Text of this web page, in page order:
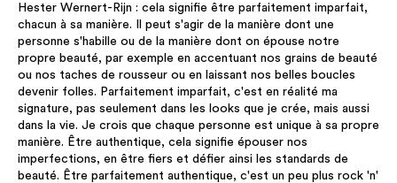
Hester Wernert-Rijn : cela signifie être parfaitement imparfait,
chacun à sa manière. Il peut s'agir de la manière dont une
personne s'habille ou de la manière dont on épouse notre
propre beauté, par exemple en accentuant nos grains de beauté
ou nos taches de rousseur ou en laissant nos belles boucles
devenir folles. Parfaitement imparfait, c'est en réalité ma
signature, pas seulement dans les looks que je crée, mais aussi
dans la vie. Je crois que chaque personne est unique à sa propre
manière. Être authentique, cela signifie épouser nos
imperfections, en être fiers et défier ainsi les standards de
beauté. Être parfaitement authentique, c'est un peu plus rock 'n'